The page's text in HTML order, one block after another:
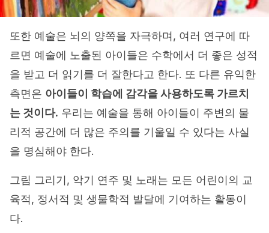
또한 예술은 뇌의 양쪽을 자극하며, 여러 연구에 따
르면 예술에 노출된 아이들은 수학에서 더 좋은 성적
을 받고 더 읽기를 더 잘한다고 한다. 또 다른 유익한
측면은 아이들이 학습에 감각을 사용하도록 가르치
는 것이다. 우리는 예술을 통해 아이들이 주변의 물
리적 공간에 더 많은 주의를 기울일 수 있다는 사실
을 명심해야 한다.
그림 그리기, 악기 연주 및 노래는 모든 어린이의 교
육적, 정서적 및 생물학적 발달에 기여하는 활동이
다.